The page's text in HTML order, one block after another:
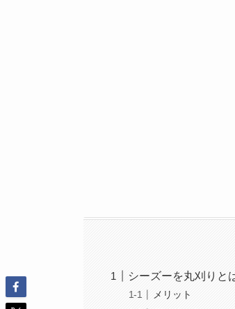
シーズーを丸刈りと
メリット